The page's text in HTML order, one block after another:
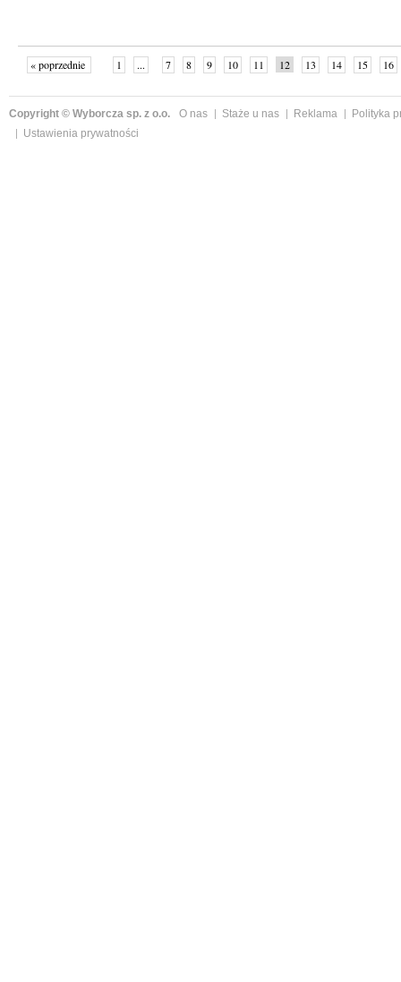
« poprzednie 1 ... 7 8 9 10 11 12 13 14 15 16
Copyright © Wyborcza sp. z o.o. O nas Staże u nas Reklama
Polityka
Ustawienia prywatności